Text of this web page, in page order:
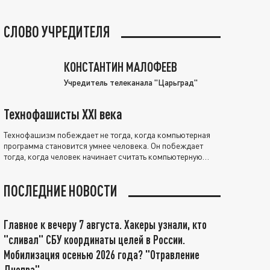
СЛОВО УЧРЕДИТЕЛЯ
КОНСТАНТИН МАЛОФЕЕВ
Учредитель телеканала "Царьград"
Технофашисты XXI века
Технофашизм побеждает не тогда, когда компьютерная
программа становится умнее человека. Он побеждает
тогда, когда человек начинает считать компьютерную
ПОСЛЕДНИЕ НОВОСТИ
Главное к вечеру 7 августа. Хакеры узнали, кто
"сливал" СБУ координаты целей в России.
Мобилизация осенью 2026 года? "Отравление